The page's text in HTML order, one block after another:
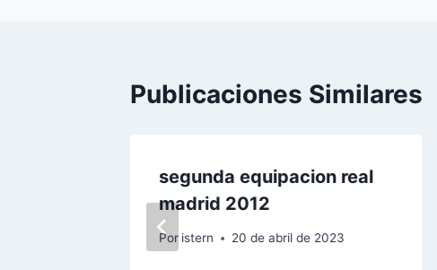
Publicaciones Similares
segunda equipacion real
madrid 2012
Por istern 20 de abril de 2023